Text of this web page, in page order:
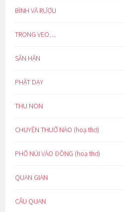
BÌNH VÀ RƯỢU
TRONG VEO…
SÂN HẬN
PHẬT DẠY
THU NON
CHUYỆN THUỞ NÀO (hoạ thơ)
PHỐ NÚI VÀO ĐÔNG (hoạ thơ)
QUAN GIAN
CẨU QUAN